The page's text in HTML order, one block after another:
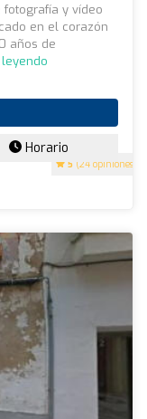
5 (24 opiniones)
fotografía y vídeo
en el corazón
años de
Horario